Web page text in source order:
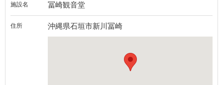
施設名 冨崎観音堂
住所 沖縄県石垣市新川冨崎